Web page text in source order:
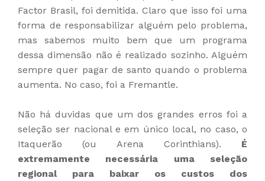
Factor Brasil, foi demitida. Claro que isso foi uma
forma de responsabilizar alguém pelo problema,
mas sabemos muito bem que um programa
dessa dimensão não é realizado sozinho. Alguém
sempre quer pagar de santo quando o problema
aumenta. No caso, foi a Fremantle.
Não há duvidas que um dos grandes erros foi a
seleção ser nacional e em único local, no caso, o
Itaquerão (ou Arena Corinthians). É
extremamente necessária uma seleção
regional para baixar os custos dos